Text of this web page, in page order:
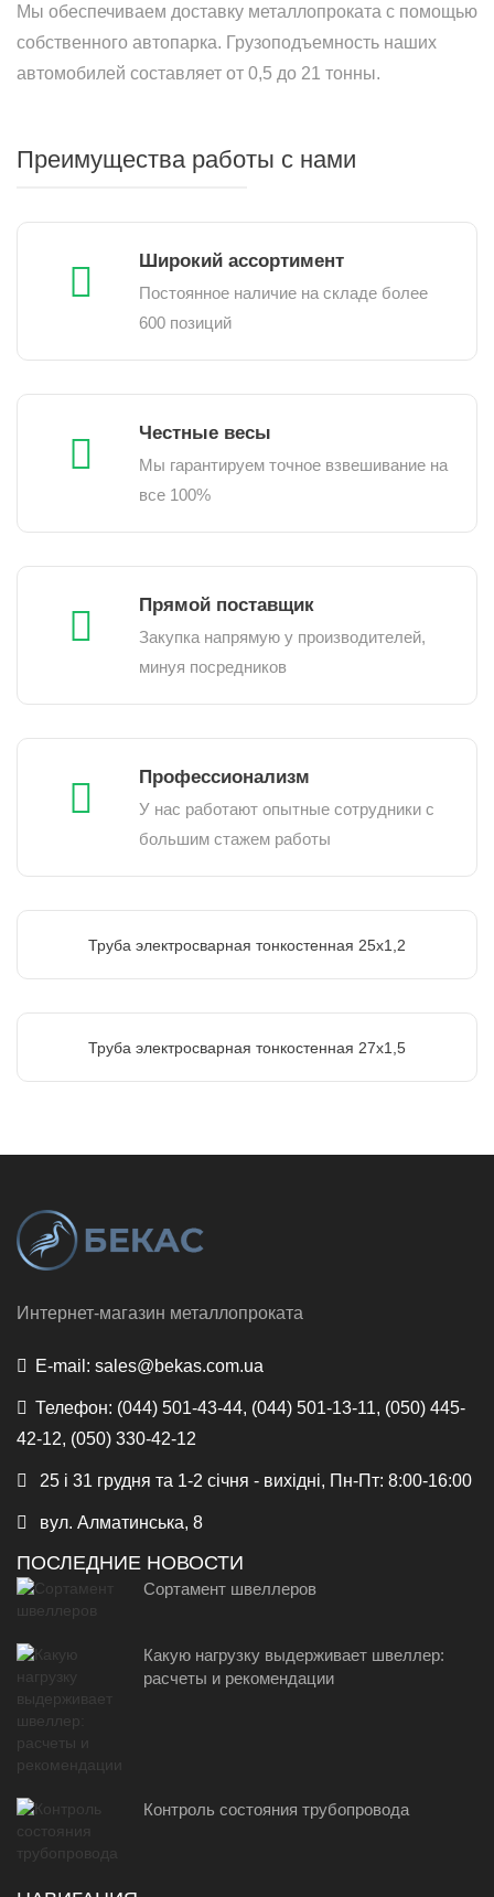
Мы обеспечиваем доставку металлопроката с помощью
собственного автопарка. Грузоподъемность наших
автомобилей составляет от 0,5 до 21 тонны.
Преимущества работы с нами
Широкий ассортимент
Постоянное наличие на складе более
600 позиций
Честные весы
Мы гарантируем точное взвешивание на
все 100%
Прямой поставщик
Закупка напрямую у производителей,
минуя посредников
Профессионализм
У нас работают опытные сотрудники с
большим стажем работы
Труба электросварная тонкостенная 25х1,2
Труба электросварная тонкостенная 27х1,5
Интернет-магазин металлопроката
E-mail: sales@bekas.com.ua
Телефон: (044) 501-43-44, (044) 501-13-11, (050) 445-
42-12, (050) 330-42-12
25 і 31 грудня та 1-2 січня - вихідні, Пн-Пт: 8:00-16:00
вул. Алматинська, 8
ПОСЛЕДНИЕ НОВОСТИ
Сортамент швеллеров
Какую нагрузку выдерживает швеллер:
расчеты и рекомендации
Контроль состояния трубопровода